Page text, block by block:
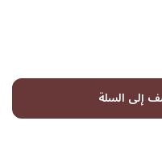
إلى السلة